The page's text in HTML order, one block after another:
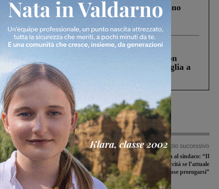
Un anno fa la strage in A1 in cui morirono
Gianni, Giulia e Franco. Lo schianto, il
processo, lo stop ai sorpassi fra tir....
Cronaca 3 Agosto 2026
Scomparso da una struttura di Castiglion
Fiorentino l’uomo che aveva ucciso la figlia a
Levane nel 2020
Articolo precedente
Il Giro ciclistico del Valdarno compie
40 anni. Partenza martedì 5 settembre
Articolo successivo
Publiacqua replica al sindaco: “Il
Comune è a rischio siccità se l’attuale
situazione meteo dovesse prorogarsi”